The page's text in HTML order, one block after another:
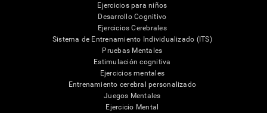
Ejercicios para niños
Desarrollo Cognitivo
Ejercicios Cerebrales
Sistema de Entrenamiento Individualizado (ITS)
Pruebas Mentales
Estimulación cognitiva
Ejercicios mentales
Entrenamiento cerebral personalizado
Juegos Mentales
Ejercicio Mental